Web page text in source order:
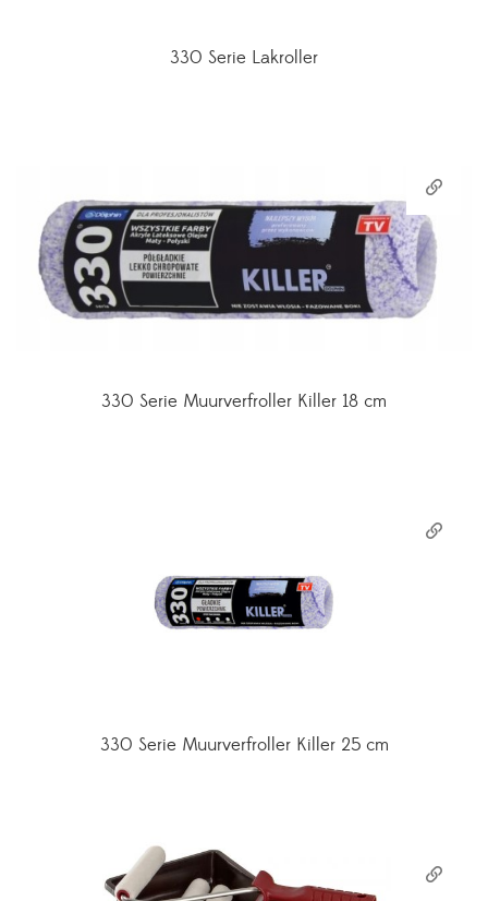
330 Serie Lakroller
330 Serie Muurverfroller Killer 18 cm
330 Serie Muurverfroller Killer 25 cm